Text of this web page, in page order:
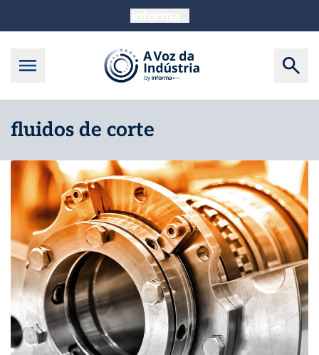
fluidos de corte